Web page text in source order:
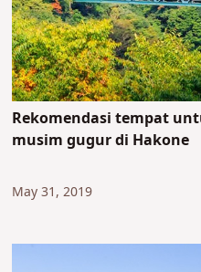
Rekomendasi tempat
musim gugur di Hakone
May 31, 2019